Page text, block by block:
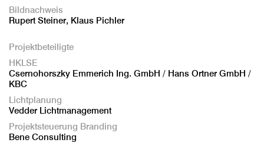
Bildnachweis
Rupert Steiner, Klaus Pichler
Projektbeteiligte
HKLSE
Csernohorszky Emmerich Ing. GmbH / Hans Ortner GmbH /
KBC
Lichtplanung
Vedder Lichtmanagement
Projektsteuerung Branding
Bene Consulting